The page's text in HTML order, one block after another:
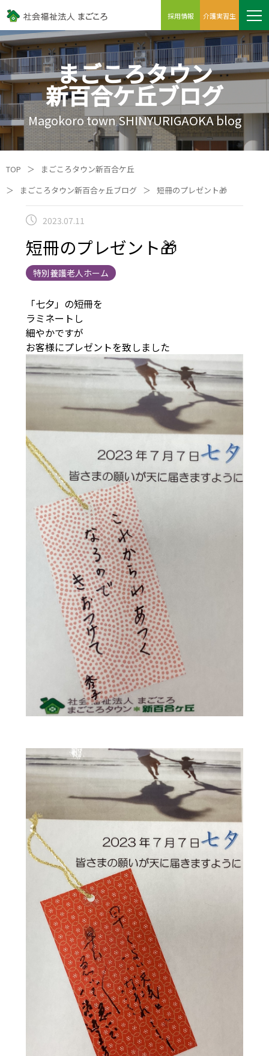
採用情報 介護実習生
まごころタウン
新百合ケ丘ブログ
Magokoro town SHINYURIGAOKA blog
TOP ＞
まごころタウン新百合ケ丘
＞
まごころタウン新百合ヶ丘ブログ ＞ 短冊のプレゼント🎁
2023.07.11
短冊のプレゼント🎁
特別養護老人ホーム
「七夕」の短冊を
ラミネートし
細やかですが
お客様にプレゼントを致しました